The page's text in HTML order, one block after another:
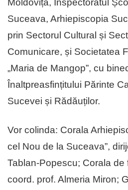
Moldovița, Inspectoratul
Suceava, Arhiepiscopia
prin Sectorul Cultural și
Comunicare, și Societatea
„Maria de Mangop”, cu
Înaltpreasfințitului Părinte
Sucevei și Rădăuților.
Vor colinda: Corala
cel Nou de la Suceava”,
Tablan-Popescu; Corala de
coord. prof. Almeria Miron;